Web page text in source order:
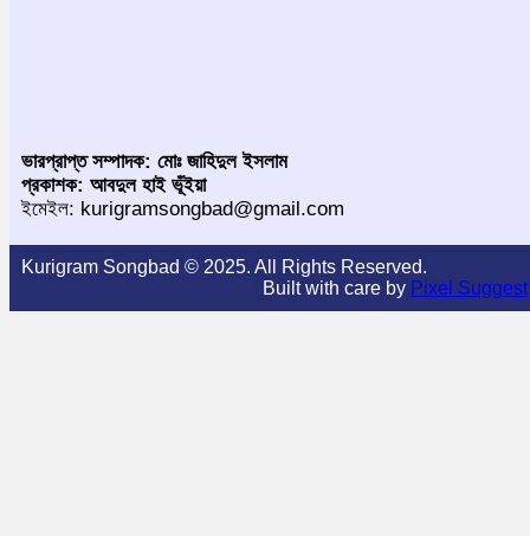
ভারপ্রাপ্ত সম্পাদক: মোঃ জাহিদুল ইসলাম
প্রকাশক: আবদুল হাই ভূঁইয়া
ইমেইল: kurigramsongbad@gmail.com
Kurigram Songbad © 2025. All Rights Reserved.
Built with care by Pixel Suggest